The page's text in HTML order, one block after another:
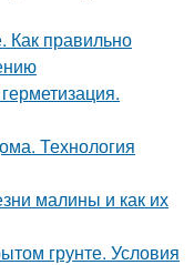
Как правильно
Технология
малины и как их
грунте. Условия